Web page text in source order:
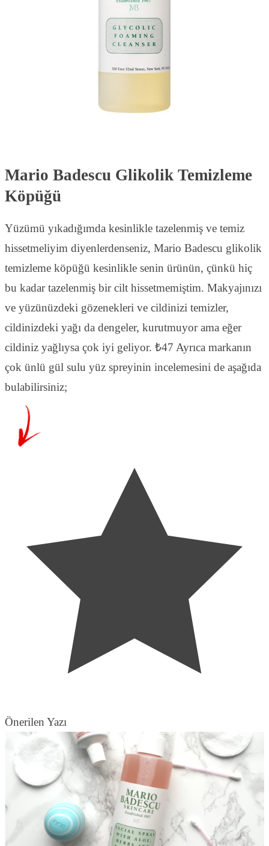
Mario Badescu Glikolik Temizleme
Köpüğü
Yüzümü yıkadığımda kesinlikle tazelenmiş ve temiz
hissetmeliyim diyenlerdenseniz, Mario Badescu glikolik
temizleme köpüğü kesinlikle senin ürünün, çünkü hiç
bu kadar tazelenmiş bir cilt hissetmemiştim. Makyajınızı
ve yüzünüzdeki gözenekleri ve cildinizi temizler,
cildinizdeki yağı da dengeler, kurutmuyor ama eğer
cildiniz yağlıysa çok iyi geliyor. ₺47 Ayrıca markanın
çok ünlü gül sulu yüz spreyinin incelemesini de aşağıda
bulabilirsiniz;
Önerilen Yazı